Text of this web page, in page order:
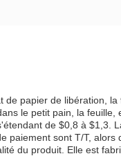
papier de libération,
le petit pain, la feuille,
de $0,8 à $1,3.
paiement sont T/T, alors
du produit. Elle est